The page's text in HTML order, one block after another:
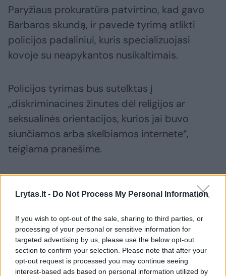
Lrytas.lt - Do Not Process My Personal Information
If you wish to opt-out of the sale, sharing to third parties, or
processing of your personal or sensitive information for
targeted advertising by us, please use the below opt-out
section to confirm your selection. Please note that after your
opt-out request is processed you may continue seeing
interest-based ads based on personal information utilized by
Paryžiaus prokuratūra patvirtino, kad gavo
Barbaros skundą, ir pavedė tyrimą atlikti
policijos padaliniui, kuris specializuojasi
kovoje su neapykantos nusikaltimais.
Policijos tyrimas bus sutelktas į
„diskriminacines žinutes dėl religijos ar
seksualinės orientacijos, kurios jai buvo
siunčiamos arba skelbiamos internete“,
teigiama pranešime.
Barbara, interpretavo kaip pasityčiojimą iš
pavaizduotas Jėzus Kristus ir jo apaštalai.
Prancūzijos katalikų vyskupai ir kiti asmenys
taip pat teigė, kad krikščionys buvo stipriai
įskaudinti ir įžeisti.